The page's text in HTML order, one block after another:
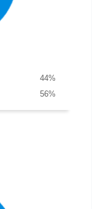
%
44
%
56